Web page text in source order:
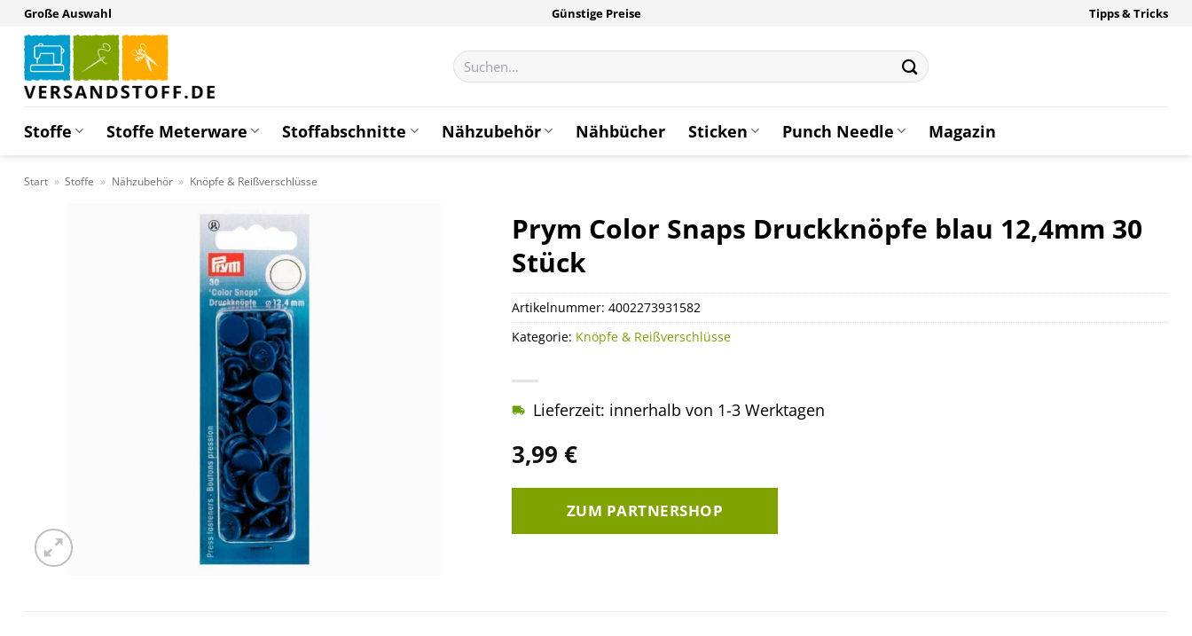
Zum
Inhalt
springen
Große Auswahl Günstige Preise Tipps & Tricks
Suchen
nach:
Stoffe Stoffe Meterware Stoffabschnitte Nähzubehör Nähbücher Sticken Punch Needle Magazin
Start » Stoffe » Nähzubehör » Knöpfe & Reißverschlüsse
Prym Color Snaps Druckknöpfe blau 12,4mm 30
Stück
3,99 €
Lieferzeit: innerhalb von 1-3 Werktagen
ZUM PARTNERSHOP
Artikelnummer: 4002273931582
Kategorie: Knöpfe & Reißverschlüsse